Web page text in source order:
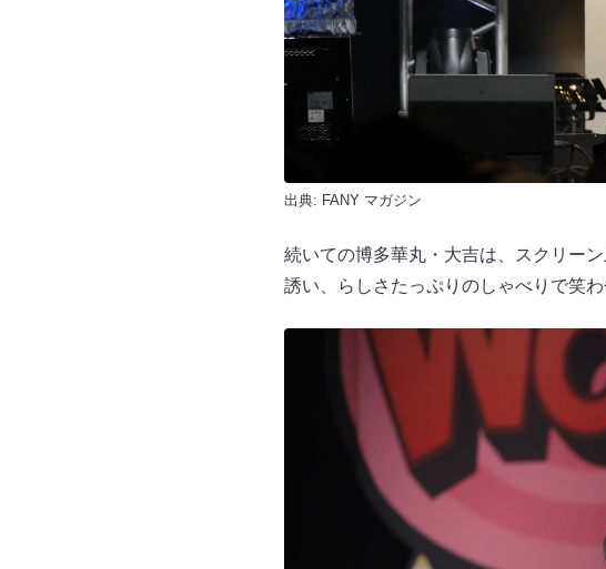
出典: FANY マガジン
続いての博多華丸・大吉は、スクリー
誘い、らしさたっぷりのしゃべりで笑